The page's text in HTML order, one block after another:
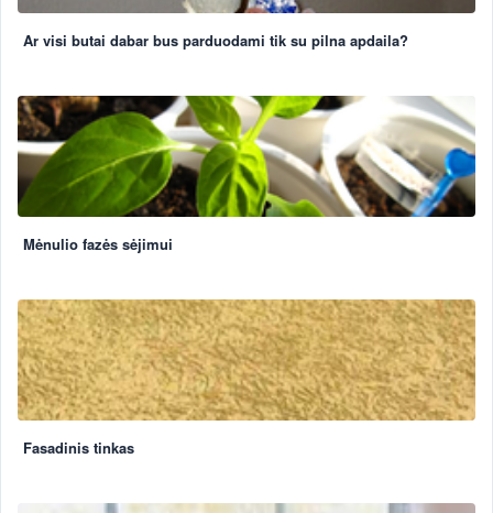
Ar visi butai dabar bus parduodami tik su pilna apdaila?
Mėnulio fazės sėjimui
Fasadinis tinkas